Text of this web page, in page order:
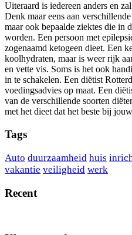
Uiteraard is iedereen anders en
Denk maar eens aan
maar ook bepaalde ziektes die in
worden. Een persoon met
zogenaamd ketogeen dieet. Een
koolhydraten, maar is weer rijk
en vette vis. Soms is het ook
in te schakelen. Een diëtist
voedingsadvies op maat. Een
van de verschillende soorten
met het dieet dat het beste bij
Tags
Auto duurzaamheid huis
vakantie veiligheid werk
Recent